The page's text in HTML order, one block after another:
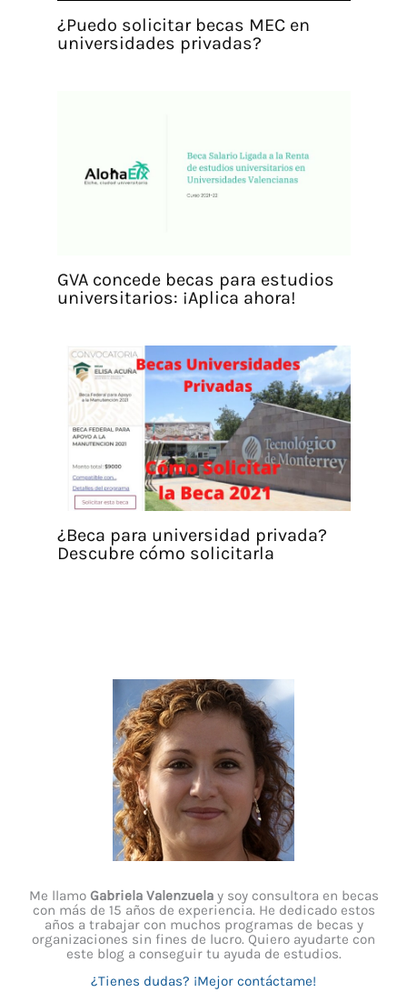
¿Puedo solicitar becas MEC en
universidades privadas?
GVA concede becas para estudios
universitarios: ¡Aplica ahora!
¿Beca para universidad privada?
Descubre cómo solicitarla
Me llamo Gabriela Valenzuelay soy consultora en becas
con más de 15 años de experiencia. He dedicado estos
años a trabajar con muchos programas de becas y
organizaciones sin fines de lucro. Quiero ayudarte con
este blog a conseguir tu ayuda de estudios.
¿Tienes dudas? ¡Mejor contáctame!